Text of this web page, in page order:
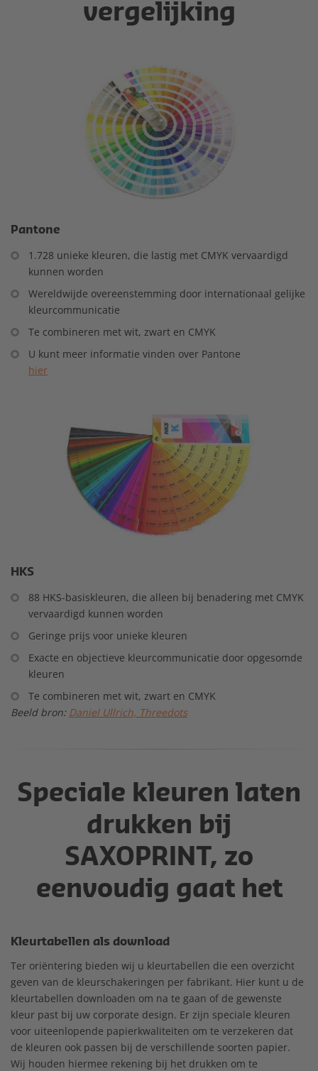
vergelijking
Pantone
1.728 unieke kleuren, die lastig met CMYK vervaardigd
kunnen worden
Wereldwijde overeenstemming door internationaal gelijke
kleurcommunicatie
Te combineren met wit, zwart en CMYK
U kunt meer informatie vinden over Pantone
hier
HKS
88 HKS-basiskleuren, die alleen bij benadering met CMYK
vervaardigd kunnen worden
Geringe prijs voor unieke kleuren
Exacte en objectieve kleurcommunicatie door opgesomde
kleuren
Te combineren met wit, zwart en CMYK
Beeld bron: Daniel Ullrich, Threedots
Speciale kleuren laten
drukken bij
SAXOPRINT, zo
eenvoudig gaat het
Kleurtabellen als download
Ter oriëntering bieden wij u kleurtabellen die een overzicht
geven van de kleurschakeringen per fabrikant. Hier kunt u de
kleurtabellen downloaden om na te gaan of de gewenste
kleur past bij uw corporate design. Er zijn speciale kleuren
voor uiteenlopende papierkwaliteiten om te verzekeren dat
de kleuren ook passen bij de verschillende soorten papier.
Wij houden hiermee rekening bij het drukken om te